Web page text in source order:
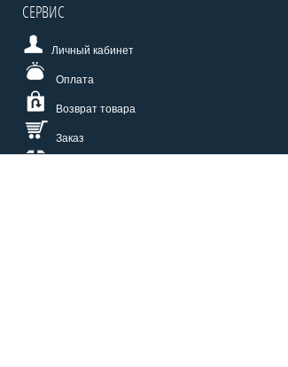
СЕРВИС
Личный кабинет
Оплата
Возврат товара
Заказ